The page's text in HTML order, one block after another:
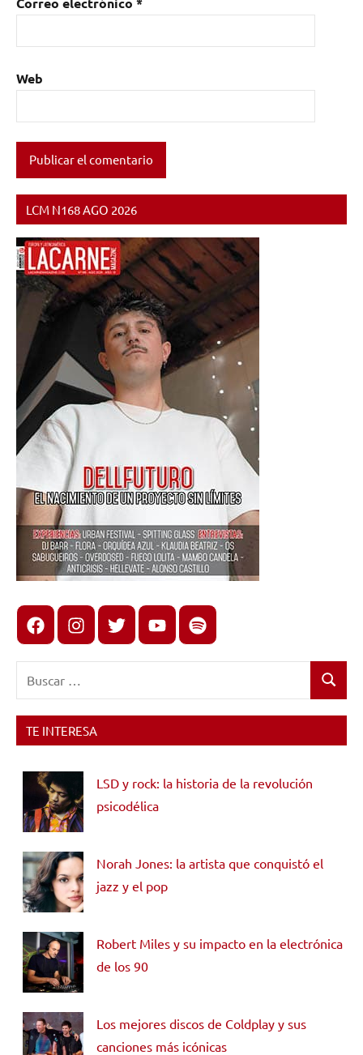
Web
LCM N168 AGO 2026
FacebookInstagram
X youtubespotify
Buscar
TE INTERESA
LSD y rock: la historia de la revolución
psicodélica
Norah Jones: la artista que conquistó el
jazz y el pop
Robert Miles y su impacto en la electrónica
de los 90
Los mejores discos de Coldplay y sus
canciones más icónicas